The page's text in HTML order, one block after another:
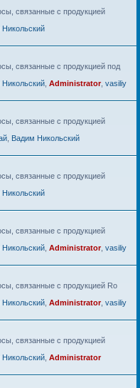
связанные с продукцией
связанные с продукцией под
Administrator, vasiliy
связанные с продукцией
Вадим Никольский
связанные с продукцией
связанные с продукцией
Administrator, vasiliy
связанные с продукцией Ro
Administrator, vasiliy
связанные с продукцией
Administrator